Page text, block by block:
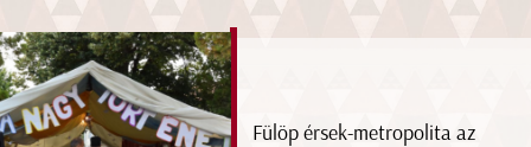
Fülöp érsek-metropolita az